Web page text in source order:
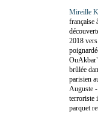
Mireille
française
2018
brûlée
parisien
Auguste
terroriste
parquet